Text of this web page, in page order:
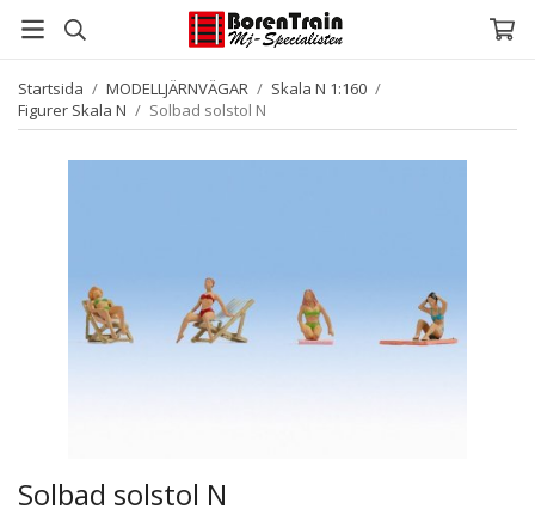
Startsida / MODELLJÄRNVÄGAR / Skala N 1:160 /
Figurer Skala N / Solbad solstol N
Solbad solstol N